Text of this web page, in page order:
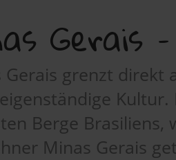
Gerais
Gerais grenzt direkt
Berge
Minas Gerais